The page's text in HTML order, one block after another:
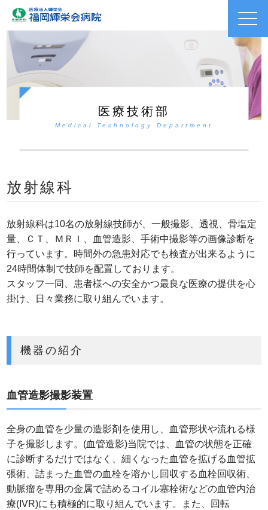
toggle
医療技術部
Medical Technology Department
放射線科
放射線科は10名の放射線技師が、一般撮影、透視、骨塩定
量、ＣＴ、ＭＲＩ、血管造影、手術中撮影等の画像診断を
行っています。時間外の急患対応でも検査が出来るように
24時間体制で技師を配置しております。
スタッフ一同、患者様への安全かつ最良な医療の提供を心
掛け、日々業務に取り組んでいます。
機器の紹介
血管造影撮影装置
全身の血管を少量の造影剤を使用し、血管形状や流れる様
子を撮影します。(血管造影)当院では、血管の状態を正確
に診断するだけではなく、細くなった血管を拡げる血管拡
張術、詰まった血管の血栓を溶かし回収する血栓回収術、
動脈瘤を専用の金属で詰めるコイル塞栓術などの血管内治
療(IVR)にも積極的に取り組んでいます。また、回転